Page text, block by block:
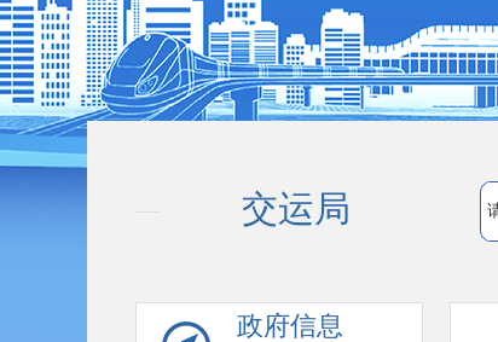
交运局
政府信息